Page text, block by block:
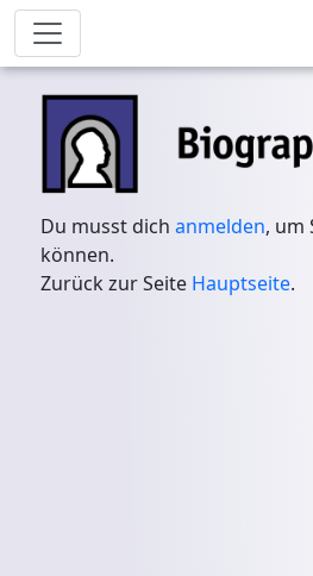
Du musst dichanmelden, um
können.
Zurück zur Seite Hauptseite.